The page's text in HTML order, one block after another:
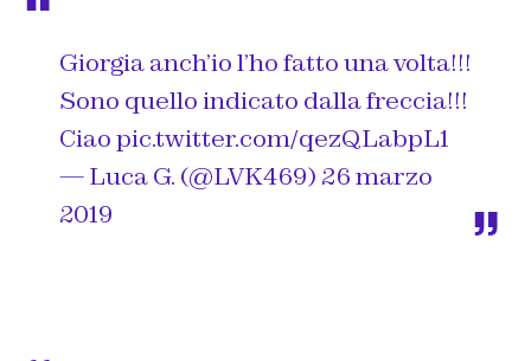
Giorgia anch’io l’ho fatto una volta!!!
Sono quello indicato dalla freccia!!!
Ciaopic.twitter.com/qezQLabpL1
— Luca G. (@LVK469) 26 marzo
2019